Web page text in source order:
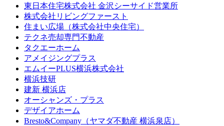
東日本住宅株式会社 金沢シーサイド営業所
株式会社リビングファースト
住まい広場（株式会社中央住宅）
テクネ売却専門不動産
タクエーホーム
アメイジングプラス
エムイーPLUS横浜株式会社
横浜技研
建新 横浜店
オーシャンズ・プラス
デザイアホーム
Bresto&Company（ヤマダ不動産 横浜泉店）